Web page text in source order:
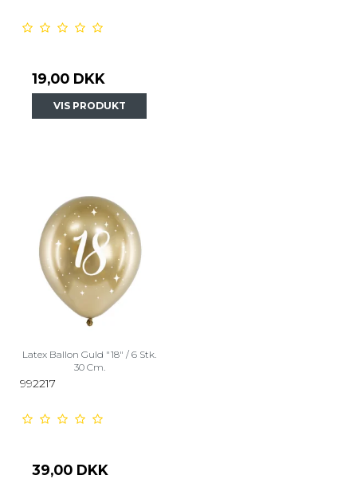
19,00 DKK
VIS PRODUKT
Latex Ballon Guld "18" / 6 Stk.
30 Cm.
992217
39,00 DKK